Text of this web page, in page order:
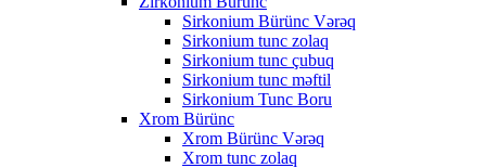
Sirkonium Bürünc Vərəq
Sirkonium tunc zolaq
Sirkonium tunc çubuq
Sirkonium tunc məftil
Sirkonium Tunc Boru
Xrom Bürünc
Xrom Bürünc Vərəq
Xrom tunc zolaq